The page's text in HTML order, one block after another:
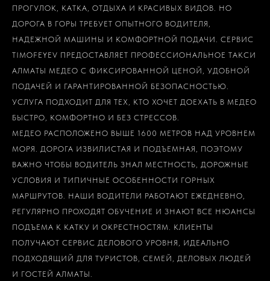
ПРОГУЛОК, КАТКА, ОТДЫХА И КРАСИВЫХ ВИДОВ. НО
ДОРОГА В ГОРЫ ТРЕБУЕТ ОПЫТНОГО ВОДИТЕЛЯ,
НАДЕЖНОЙ МАШИНЫ И КОМФОРТНОЙ ПОДАЧИ. СЕРВИС
TIMOFEYEV ПРЕДОСТАВЛЯЕТ ПРОФЕССИОНАЛЬНОЕ ТАКСИ
АЛМАТЫ МЕДЕО С ФИКСИРОВАННОЙ ЦЕНОЙ, УДОБНОЙ
ПОДАЧЕЙ И ГАРАНТИРОВАННОЙ БЕЗОПАСНОСТЬЮ.
УСЛУГА ПОДХОДИТ ДЛЯ ТЕХ, КТО ХОЧЕТ ДОЕХАТЬ В МЕДЕО
БЫСТРО, КОМФОРТНО И БЕЗ СТРЕССОВ.
МЕДЕО РАСПОЛОЖЕНО ВЫШЕ 1600 МЕТРОВ НАД УРОВНЕМ
МОРЯ. ДОРОГА ИЗВИЛИСТАЯ И ПОДЪЕМНАЯ, ПОЭТОМУ
ВАЖНО ЧТОБЫ ВОДИТЕЛЬ ЗНАЛ МЕСТНОСТЬ, ДОРОЖНЫЕ
УСЛОВИЯ И ТИПИЧНЫЕ ОСОБЕННОСТИ ГОРНЫХ
МАРШРУТОВ. НАШИ ВОДИТЕЛИ РАБОТАЮТ ЕЖЕДНЕВНО,
РЕГУЛЯРНО ПРОХОДЯТ ОБУЧЕНИЕ И ЗНАЮТ ВСЕ НЮАНСЫ
ПОДЪЕМА К КАТКУ И ОКРЕСТНОСТЯМ. КЛИЕНТЫ
ПОЛУЧАЮТ СЕРВИС ДЕЛОВОГО УРОВНЯ, ИДЕАЛЬНО
ПОДХОДЯЩИЙ ДЛЯ ТУРИСТОВ, СЕМЕЙ, ДЕЛОВЫХ ЛЮДЕЙ
И ГОСТЕЙ АЛМАТЫ.